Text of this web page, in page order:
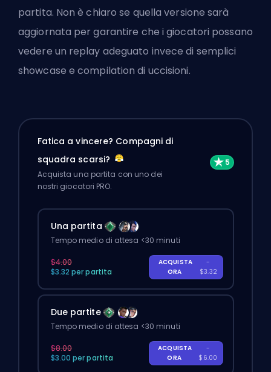
partita. Non è chiaro se quella versione sarà
aggiornata per garantire che i giocatori possano
vedere un replay adeguato invece di semplici
showcase e compilation di uccisioni.
Fatica a vincere? Compagni di
squadra scarsi?
Acquista una partita con uno dei
nostri giocatori PRO.
Una partita
Tempo medio di attesa <30 minuti
$4.00
$3.32 per partita
ACQUISTA
ORA
-
$3.32
Due partite
Tempo medio di attesa <30 minuti
$8.00
$3.00 per partita
ACQUISTA
ORA
-
$6.00